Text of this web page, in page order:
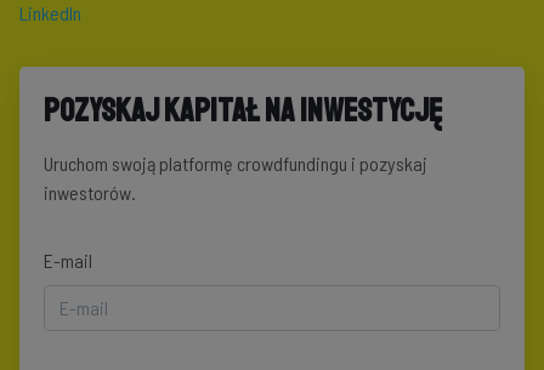
Pozyskaj kapitał na inwestycję
Uruchom swoją platformę crowdfundingu i pozyskaj
inwestorów.
E-mail
LinkedIn